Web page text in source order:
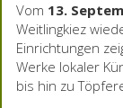
Vom 13.
Weitlingkiez
Einrichtungen
Werke lokaler
bis hin zu